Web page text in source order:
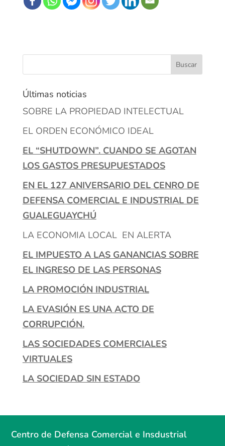
Últimas noticias
SOBRE LA PROPIEDAD INTELECTUAL
EL ORDEN ECONÓMICO IDEAL
EL “SHUTDOWN”. CUANDO SE AGOTAN
LOS GASTOS PRESUPUESTADOS
EN EL 127 ANIVERSARIO DEL CENRO DE
DEFENSA COMERCIAL E INDUSTRIAL DE
GUALEGUAYCHÚ
LA ECONOMIA LOCAL EN ALERTA
EL IMPUESTO A LAS GANANCIAS SOBRE
EL INGRESO DE LAS PERSONAS
LA PROMOCIÓN INDUSTRIAL
LA EVASIÓN ES UNA ACTO DE
CORRUPCIÓN.
LAS SOCIEDADES COMERCIALES
VIRTUALES
LA SOCIEDAD SIN ESTADO
Centro de Defensa Comercial e Insdustrial